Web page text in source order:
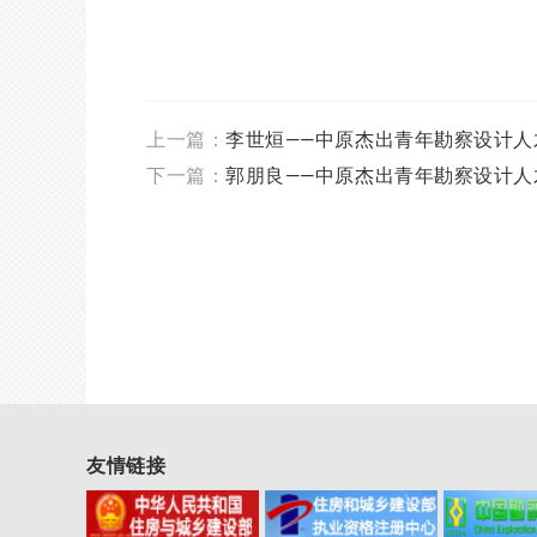
上一篇：李世烜——中原杰出青年勘察设计人
下一篇：郭朋良——中原杰出青年勘察设计人
友情链接